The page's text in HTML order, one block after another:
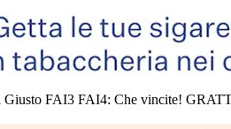
FAI3 FAI4: Che vincite!